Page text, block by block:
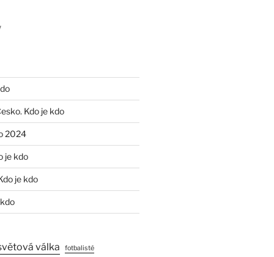
Kdo je kdo
2024
je kdo
je kdo
válka fotbalisté